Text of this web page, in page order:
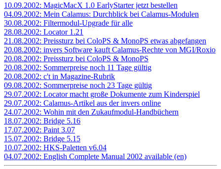
10.09.2002: MagicMacX 1.0 EarlyStarter jetzt bestellen
04.09.2002: Mein Calamus: Durchblick bei Calamus-Modulen
30.08.2002: Filtermodul-Upgrade für alle
28.08.2002: Locator 1.21
21.08.2002: Preissturz bei ColoPS & MonoPS etwas abgefangen
20.08.2002: invers Software kauft Calamus-Rechte von MGI/Roxio
20.08.2002: Preissturz bei ColoPS & MonoPS
20.08.2002: Sommerpreise noch 11 Tage gültig
20.08.2002: c't in Magazine-Rubrik
09.08.2002: Sommerpreise noch 23 Tage gültig
29.07.2002: Locator macht große Dokumente zum Kinderspiel
29.07.2002: Calamus-Artikel aus der invers online
24.07.2002: Wohin mit den Zukaufmodul-Handbüchern
18.07.2002: Bridge 5.16
17.07.2002: Paint 3.07
15.07.2002: Bridge 5.15
10.07.2002: HKS-Paletten v6.04
04.07.2002: English Complete Manual 2002 available (en)